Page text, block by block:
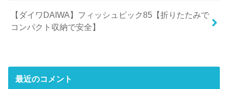
【ダイワDAIWA】フィッシュピック85【折りたたみで
コンパクト収納で安全】
最近のコメント